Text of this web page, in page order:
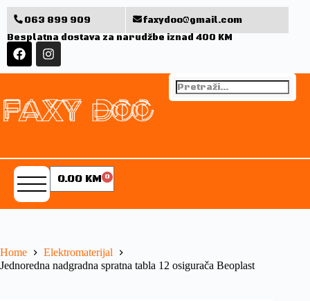
063 899 909
faxydoo@gmail.com
Besplatna dostava za narudžbe iznad 400 KM
0.00 KM 0
Home
Elektromaterijal
Jednoredna nadgradna spratna tabla 12 osigurača Beoplast